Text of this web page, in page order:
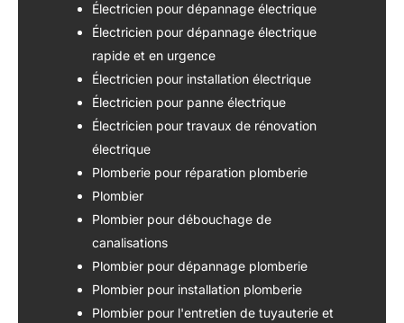
Électricien pour dépannage électrique
Électricien pour dépannage électrique
rapide et en urgence
Électricien pour installation électrique
Électricien pour panne électrique
Électricien pour travaux de rénovation
électrique
Plomberie pour réparation plomberie
Plombier
Plombier pour débouchage de
canalisations
Plombier pour dépannage plomberie
Plombier pour installation plomberie
Plombier pour l'entretien de tuyauterie et